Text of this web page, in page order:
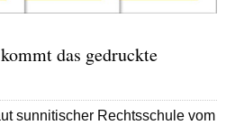
das gedruckte
sunnitischer Rechtsschule vom